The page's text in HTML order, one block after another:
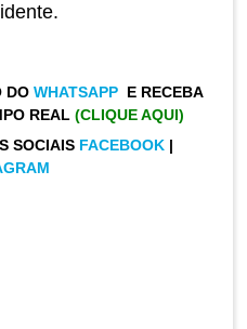
DO WHATSAPP E RECEBA
REAL (CLIQUE AQUI)
SOCIAIS FACEBOOK |